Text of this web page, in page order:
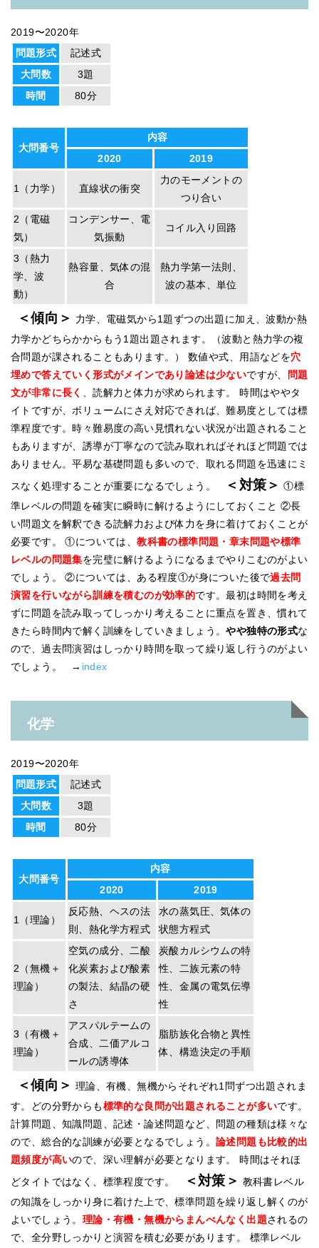
2019〜2020年
問題形式
記述式
大問数
3題
時間
80分
大問番号
内容
2020
2019
1（力学） 直線状の衝突
力のモーメントの
つり合い
2（電磁
気）
コンデンサー、電
気振動
コイル入り回路
3（熱力
学、波
動）
熱容量、気体の混
合
熱力学第一法則、
波の基本、単位
＜傾向＞
力学、電磁気から1題ずつの出題に加え、波動か熱
力学かどちらかからもう1題出題されます。（波動と熱力学の複
合問題が課されることもあります。） 数値や式、用語などを穴
埋めで答えていく形式がメインであり論述は少ないですが、
問題
文が非常に長く
、読解力と体力が求められます。 時間はややタ
イトですが、ボリュームにさえ対応できれば、難易度としては標
準程度です。時々難易度の高い見慣れない状況が出題されること
もありますが、誘導が丁寧なので読み取れればそれほど問題では
ありません。平易な基礎問題も多いので、取れる問題を迅速にミ
スなく処理することが重要になるでしょう。
＜対策＞ ①標
準レベルの問題を確実に瞬時に解けるようにしておくこと ②長
い問題文を解釈できる読解力および体力を身に着けておくことが
必要です。 ①については、教科書の標準問題・章末問題や標準
レベルの問題集を完璧に解けるようになるまでやりこむのがよい
でしょう。 ②については、ある程度①が身についた後で過去問
演習を行いながら訓練を積むのが効率的です。最初は時間を考え
ずに問題を読み取ってしっかり考えることに重点を置き、慣れて
きたら時間内で解く訓練をしていきましょう。やや独特の形式な
ので、過去問演習はしっかり時間を取って繰り返し行うのがよい
でしょう。 → index
化学
2019〜2020年
問題形式
記述式
大問数
3題
時間
80分
大問番号
内容
2020
2019
1（理論）
反応熱、ヘスの法
則、熱化学方程式
水の蒸気圧、気体の
状態方程式
2（無機＋
理論）
空気の成分、二酸
化炭素および酸素
の製法、結晶の硬
さ
炭酸カルシウムの特
性、二族元素の特
性、金属の電気伝導
性
3（有機＋
理論）
アスパルテームの
合成、二価アルコ
ールの誘導体
脂肪族化合物と異性
体、構造決定の手順
＜傾向＞ 理論、有機、無機からそれぞれ1問ずつ出題されま
す。どの分野からも標準的な良問が出題されることが多いです。
計算問題、知識問題、記述・論述問題など、問題の種類は様々な
ので、総合的な訓練が必要となるでしょう。 論述問題も比較的出
題頻度が高いので、深い理解が必要となります。 時間はそれほ
どタイトではなく、標準程度です。
＜対策＞ 教科書レベル
の知識をしっかり身に着けた上で、標準問題を繰り返し解くのが
よいでしょう。 理論・有機・無機からまんべんなく出題されるの
で、全分野しっかりと演習を積む必要があります。 標準レベル